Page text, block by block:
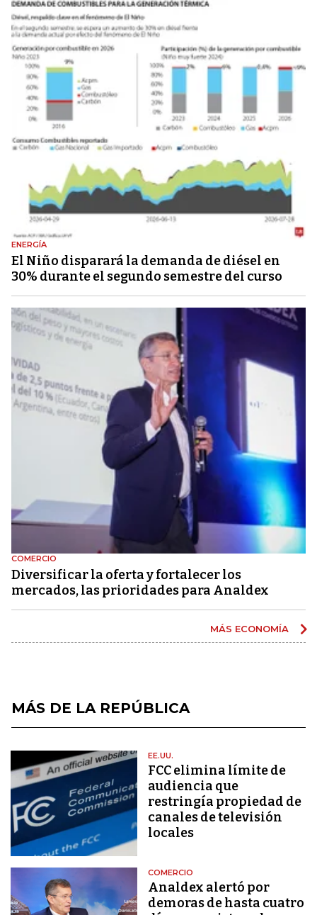
ENERGÍA
El Niño disparará la demanda de diésel en
30% durante el segundo semestre del curso
COMERCIO
Diversificar la oferta y fortalecer los
mercados, las prioridades para Analdex
MÁS ECONOMÍA
MÁS DE LA REPÚBLICA
EE.UU.
FCC elimina límite de
audiencia que
restringía propiedad de
canales de televisión
locales
COMERCIO
Analdex alertó por
demoras de hasta cuatro